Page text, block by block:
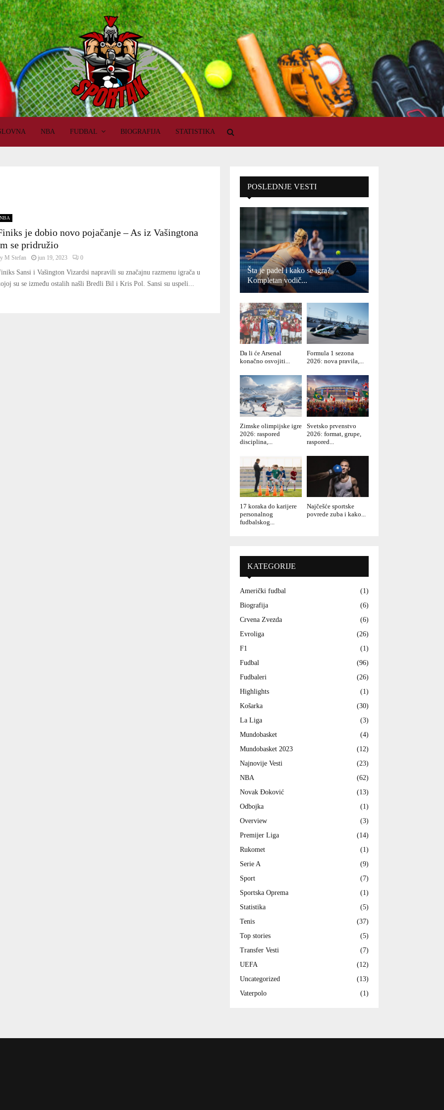
NBA FUDBAL BIOGRAFIJA STATISTIKA
NBA
je dobio novo pojačanje – As iz Vašingtona
se pridružio
M Stefan jun 19, 2023 0
Sansi i Vašington Vizardsi napravili su značajnu razmenu igrača u
su se između ostalih našli Bredli Bil i Kris Pol. Sansi su uspeli...
POSLEDNJE VESTI
Šta je padel i kako se igra?
Kompletan vodič...
Da li će Arsenal
konačno osvojiti...
Formula 1 sezona
2026: nova pravila,...
Zimske olimpijske igre
2026: raspored
disciplina,...
Svetsko prvenstvo
2026: format, grupe,
raspored...
17 koraka do karijere
personalnog
fudbalskog...
Najčešće sportske
povrede zuba i kako...
KATEGORIJE
Američki fudbal
(1)
Biografija
(6)
Crvena Zvezda
(6)
Evroliga
(26)
F1
(1)
Fudbal
(96)
Fudbaleri
(26)
Highlights
(1)
Košarka
(30)
La Liga
(3)
Mundobasket
(4)
Mundobasket 2023
(12)
Najnovije Vesti
(23)
NBA
(62)
Novak Đoković
(13)
Odbojka
(1)
Overview
(3)
Premijer Liga
(14)
Rukomet
(1)
Serie A
(9)
Sport
(7)
Sportska Oprema
(1)
Statistika
(5)
Tenis
(37)
Top stories
(5)
Transfer Vesti
(7)
UEFA
(12)
Uncategorized
(13)
Vaterpolo
(1)